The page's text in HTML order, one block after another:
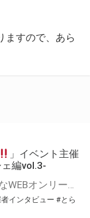
ますので、あら
」イベント主催
編vol.3-
こんにちは、とらのあなWEBオンリー運営スタッフです。 新たにお届けする、イベント主催者インタビュー-マルシェ編-は、 とらのあなWEBオンリー「マルシェ」をご利用した主催様に 「マルシェ」を使って開催した感想や心がけをお聞きする企画です。 今回は、WEBオンリー初開催「つるみかるぱれーど
インタビュー #とら